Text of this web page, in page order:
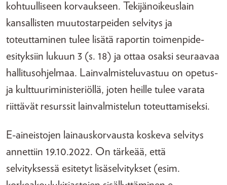
kohtuulliseen korvaukseen. Tekijänoikeuslain
kansallisten muutostarpeiden selvitys ja
toteuttaminen tulee lisätä raportin toimenpide-
esityksiin lukuun 3 (s. 18) ja ottaa osaksi seuraavaa
hallitusohjelmaa. Lainvalmisteluvastuu on opetus-
ja kulttuuriministeriöllä, joten heille tulee varata
riittävät resurssit lainvalmistelun toteuttamiseksi.
E-aineistojen lainauskorvausta koskeva selvitys
annettiin 19.10.2022. On tärkeää, että
selvityksessä esitetyt lisäselvitykset (esim.